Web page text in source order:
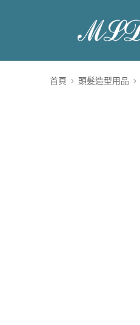
首頁 頭髮造型用品